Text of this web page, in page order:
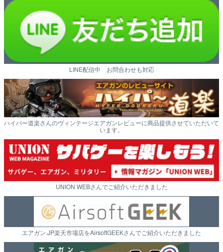
LINE配信中 お問合わせも対応
ハイパー道楽さんのヴィンテージエアガンレビューに商品提供させていただいて
います。
UNION WEBさんでご紹介いただきました
エアガン.JP楽天市場店をAirsoftGEEKさんでご紹介いただきました